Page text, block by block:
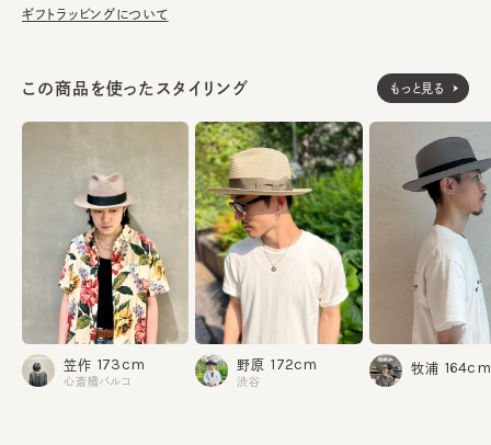
洗濯不可。汚れにつきましては、帽子が汚れてしまう前の対策と
※サイズ調節スベリ仕様（サイズを小さくする際は、調節テープを
まっすぐ引き出してください。逆向きに引っ張るとスベリを破損する
※ツバ幅には若干の個体差があります。
素材 ヘンプ80% 綿20%
生産国 made in JAPAN
ギフトラッピングについて
この商品を使ったスタイリング もっと見る
笠作 173cm
心斎橋パルコ
野原 172cm
渋谷
牧浦 164cm